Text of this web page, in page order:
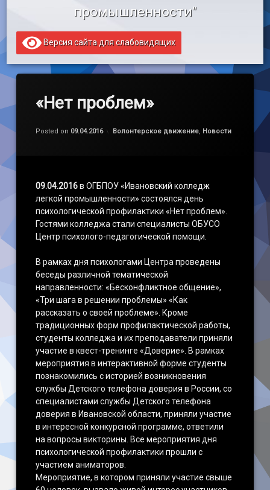
промышленности"
Версия сайта для слабовидящих
«Нет проблем»
Posted on 09.04.2016
Обновлено на
by
Категории:
Волонтерское движение, Новости
09.04.2016в ОГБПОУ «Ивановский колледж
легкой промышленности» состоялся день
психологической профилактики «Нет проблем».
Гостями колледжа стали специалисты ОБУСО
Центр психолого-педагогической помощи.
В рамках дня психологами Центра проведены
беседы различной тематической
направленности: «Бесконфликтное общение»,
«Три шага в решении проблемы» «Как
рассказать о своей проблеме». Кроме
традиционных форм профилактической работы,
студенты колледжа и их преподаватели приняли
участие в квест-тренинге «Доверие». В рамках
мероприятия в интерактивной форме студенты
познакомились с историей возникновения
службы Детского телефона доверия в России, со
специалистами службы Детского телефона
доверия в Ивановской области, приняли участие
в интересной конкурсной программе, ответили
на вопросы викторины. Все мероприятия дня
психологической профилактики прошли с
участием аниматоров.
Мероприятие, в котором приняли участие свыше